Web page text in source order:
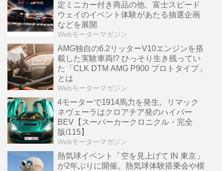
定ミニカー付き商品の他、富士スピード
ウェイのイベント体験があたる抽選企画
などを展開
Webモーターマガジン
AMG独自の6.2リッターV10エンジンを搭
載した実験車両!? ひっそり生き残ってい
た「CLK DTM AMG P900 プロトタイプ」
とは
Webモーターマガジン
4モーターで1914馬力を発生。リマック
ネヴェーラはクロアチア発のハイパー
BEV【スーパーカークロニクル・完全
版/115】
Webモーターマガジン
熱気球イベント「空を見上げて IN 東京」
が2年ぶりに開催。熱気球体験搭乗会や模